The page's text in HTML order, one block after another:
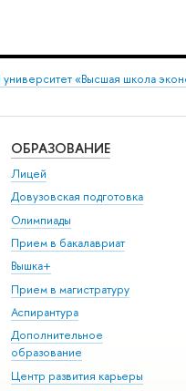
«Высшая школа
ОБРАЗОВАНИЕ
Лицей
Довузовская подготовка
Олимпиады
Прием в бакалавриат
Вышка+
Прием в магистратуру
Аспирантура
Дополнительное
образование
Центр развития карьеры